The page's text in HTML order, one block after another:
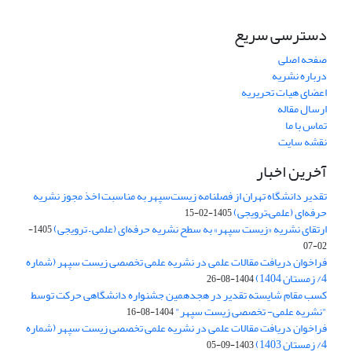
دسترسی سریع
صفحه اصلی
درباره نشریه
اعضای هیات تحریریه
ارسال مقاله
تماس با ما
نقشه سایت
آخرین اخبار
تقدیر دانشگاه تهران از فصلنامه زیست‌سپهر به مناسبت اخذ مجوز نشریه
حرفه‌ای (علمی–ترویجی)1405-02-15
ارتقای نشریه «زیست‌ سپهر» به سطح نشریه حرفه‌ای (علمی – ترویجی)
1405-
02-07
فراخوان دریافت مقالات علمی در نشریه علمی تخصصی زیست سپهر (شماره
4/ زمستان 1404) 1404-08-26
کسب مقام شایسته تقدیر در هجدهمین جشنواره دانشگاهی حرکت توسط
"نشریه علمی- تخصصی زیست سپهر"1404-08-16
فراخوان دریافت مقالات علمی در نشریه علمی تخصصی زیست سپهر (شماره
4/ زمستان 1403) 1403-09-05